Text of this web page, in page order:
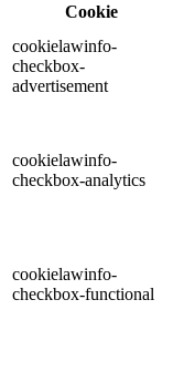
Cookie
cookielawinfo-
checkbox-
advertisement
cookielawinfo-
checkbox-analytics
cookielawinfo-
checkbox-functional